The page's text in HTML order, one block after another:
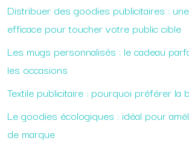
Distribuer des goodies publicitaires :
efficace pour toucher votre public cible
Les mugs personnalisés : le cadeau
les occasions
Textile publicitaire : pourquoi préférer la
Le goodies écologiques : idéal pour
de marque